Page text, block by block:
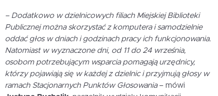
– Dodatkowo w dzielnicowych filiach Miejskiej Biblioteki
Publicznej można skorzystać z komputera i samodzielnie
oddać głos w dniach i godzinach pracy ich funkcjonowania.
Natomiast w wyznaczone dni, od 11 do 24 września,
osobom potrzebującym wsparcia pomagają urzędnicy,
którzy pojawiają się w każdej z dzielnic i przyjmują głosy w
ramach Stacjonarnych Punktów Głosowania– mówi